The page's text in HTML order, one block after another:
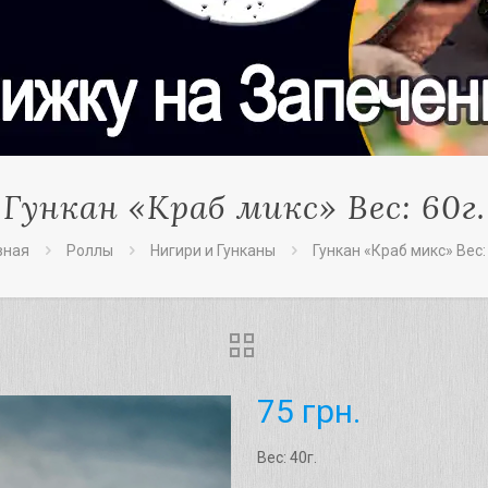
Гункан «Краб микс» Вес: 60г.
Роллы Нигири и Гунканы Гункан «Краб микс» Вес:
75 грн.
Вес: 40г.